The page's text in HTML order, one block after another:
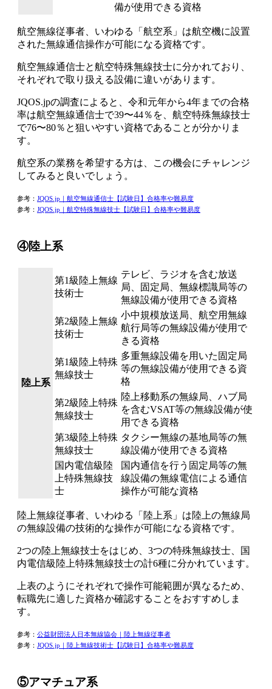
備が使用できる資格
航空無線従事者、 いわゆる「航空系」は航空機に設置
された無線通信操作が可能になる資格です。
航空無線通信士と航空特殊無線技士に分かれており、
それぞれで取り扱える設備に違いがあります。
JQOS.jpの調査によると、 令和元年から4年までの合格
率は航空無線通信士で39〜44％を、航空特殊無線技士
で76〜80％と狙いやすい資格であることが分かりま
す。
航空系の業務を希望する方は、この機会にチャレンジ
してみると良いでしょう。
参考： JQOS.jp｜航空無線通信士【試験日】合格率や難易度
参考： JQOS.jp｜航空特殊無線技士【試験日】合格率や難易度
④陸上系
陸上系
第1級陸上無線
技術士
テレビ、ラジオを含む放送
局、固定局、無線標識局等の
無線設備が使用できる資格
第2級陸上無線
技術士
小中規模放送局、航空用無線
航行局等の無線設備が使用で
きる資格
第1級陸上特殊
無線技士
多重無線設備を用いた固定局
等の無線設備が使用できる資
格
第2級陸上特殊
無線技士
陸上移動系の無線局、ハブ局
を含むVSAT等の無線設備が使
用できる資格
第3級陸上特殊
無線技士
タクシー無線の基地局等の無
線設備が使用できる資格
国内電信級陸
上特殊無線技
士
国内通信を行う固定局等の無
線設備の無線電信による通信
操作が可能な資格
陸上無線従事者、 いわゆる「陸上系」は陸上の無線局
の無線設備の技術的な操作が可能になる資格です。
2つの陸上無線技士をはじめ、3つの特殊無線技士、国
内電信級陸上特殊無線技士の計6種に分かれています。
上表のようにそれぞれで操作可能範囲が異なるため、
転職先に適した資格か確認することをおすすめしま
す。
参考： 公益財団法人日本無線協会｜陸上無線従事者
参考： JQOS.jp｜陸上無線技術士【試験日】合格率や難易度
⑤アマチュア系